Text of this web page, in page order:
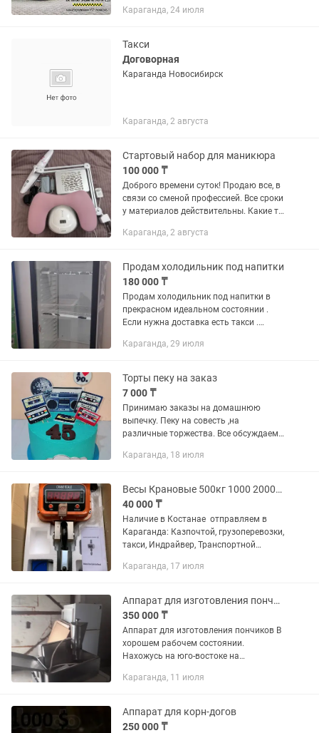
Зеренда, Астана, Караганда, Жезказган,
Караганда, 24 июля
Такси
Договорная
Караганда Новосибирск
Караганда, 2 августа
Стартовый набор для маникюра
100 000 ₸
Доброго времени суток! Продаю все, в
связи со сменой профессией. Все сроки
у материалов действительны. Какие то
какие то почти полные. По сути, все
Караганда, 2 августа
Продам холодильник под напитки
180 000 ₸
Продам холодильник под напитки в
прекрасном идеальном состоянии .
Если нужна доставка есть такси .
территории рынка арай.
Караганда, 29 июля
Торты пеку на заказ
7 000 ₸
Принимаю заказы на домашнюю
выпечку. Пеку на совесть ,на
различные торжества. Все обсуждаем
возможности доставка на такси по
выше...
Караганда, 18 июля
Весы Крановые 500кг 1000 2000кг 5тонн 10-15тонн
40 000 ₸
Наличие в Костанае отправляем в
Караганда: Казпочтой, грузоперевозки,
такси, Индрайвер, Транспортной
или пишите Крановые весы 500кг
Караганда, 17 июля
Аппарат для изготовления пончиков
350 000 ₸
Аппарат для изготовления пончиков В
хорошем рабочем состоянии.
Нахожусь на юго-востоке на
доставка есть такси
Караганда, 11 июля
Аппарат для корн-догов
250 000 ₸